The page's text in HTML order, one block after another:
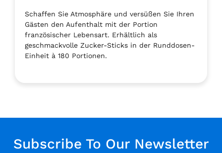
Schaffen Sie Atmosphäre und versüßen Sie Ihren
Gästen den Aufenthalt mit der Portion
französischer Lebensart. Erhältlich als
geschmackvolle Zucker-Sticks in der Runddosen-
Einheit à 180 Portionen.
Subscribe To Our Newsletter